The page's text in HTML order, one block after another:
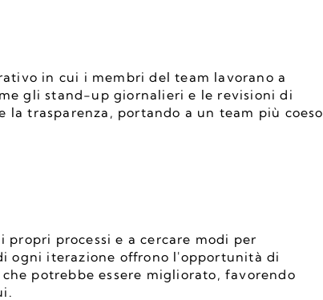
in cui i membri del team lavorano a
gli stand-up giornalieri e le revisioni di
la trasparenza, portando a un team più coeso
processi e a cercare modi per
ogni iterazione offrono l'opportunità di
potrebbe essere migliorato, favorendo